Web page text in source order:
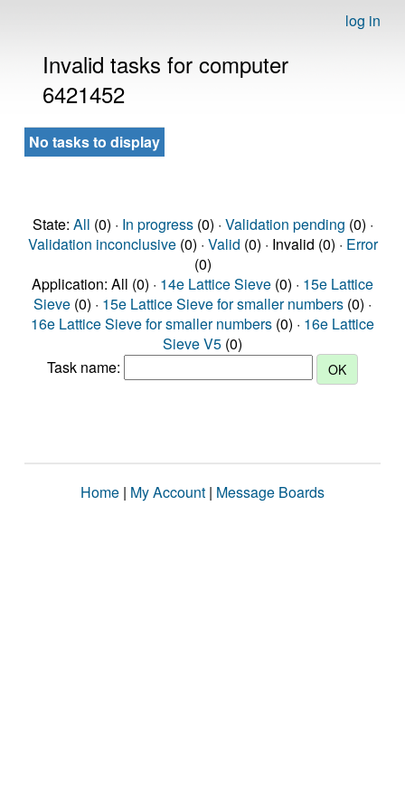
log in
Invalid tasks for computer
6421452
No tasks to display
State: All (0) · In progress(0) · Validation pending (0) ·
Validation inconclusive(0) · Valid (0) · Invalid (0) · Error
(0)
Application: All (0) · 14e Lattice Sieve (0) · 15e Lattice
Sieve (0) · 15e Lattice Sieve for smaller numbers (0) ·
16e Lattice Sieve for smaller numbers (0) · 16e Lattice
Sieve V5 (0)
Task name:
Home | My Account | Message Boards